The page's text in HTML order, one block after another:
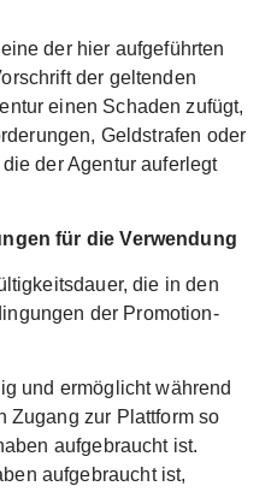
der hier aufgeführten
der geltenden
einen Schaden zufügt,
Geldstrafen oder
der Agentur auferlegt
für die Verwendung
die in den
der Promotion-
und ermöglicht während
Zugang zur Plattform so
aufgebraucht ist.
aufgebraucht ist,